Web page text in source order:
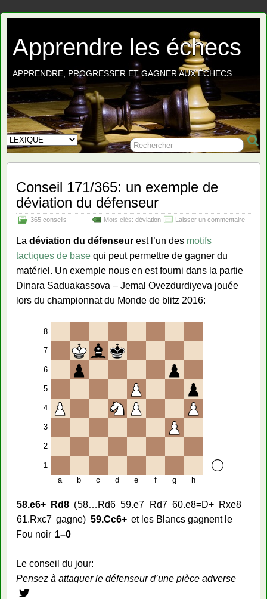
Apprendre les échecs
APPRENDRE, PROGRESSER ET GAGNER AUX ÉCHECS
Conseil 171/365: un exemple de
déviation du défenseur
365 conseils Laisser un commentaire
Mots clés: déviation
La déviation du défenseur est l’un des motifs
tactiques de base qui peut permettre de gagner du
matériel. Un exemple nous en est fourni dans la partie
Dinara Saduakassova – Jemal Ovezdurdiyeva jouée
lors du championnat du Monde de blitz 2016:
8
7
6
5
4
3
2
1
a
b c d e f g h
58.e6+ Rd8 58… Rd6 59.e7 Rd7 60.e8=D+ Rxe8
61.Rxc7 gagne 59.Cc6+ et les Blancs gagnent le
Fou noir 1–0
Le conseil du jour:
Pensez à attaquer le défenseur d’une pièce adverse